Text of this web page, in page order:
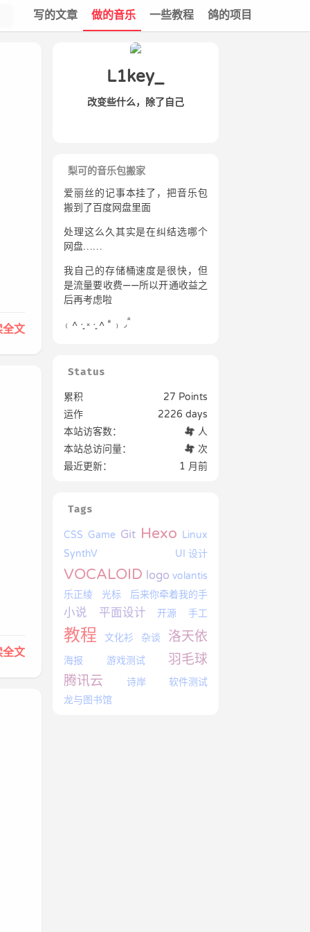
写的文章 做的音乐 一些教程 鸽的项目
全文
全文
L1key_
改变些什么，除了自己
梨可的音乐包搬家
爱丽丝的记事本挂了，把音乐包
搬到了百度网盘里面
处理这么久其实是在纠结选哪个
网盘……
我自己的存储桶速度是很快，但
是流量要收费——所以开通收益之
后再考虑啦
₍ ˄ ·͈ ༝ ·͈ ˄ * ₎ ◞ ̑̑
Status
累积
27 Points
运作
2226 days
本站访客数：
人
本站总访问量：
次
最近更新：
1 月前
Tags
CSS Game Git Hexo Linux
SynthV
UI 设计
VOCALOID logo volantis
乐正绫
光标 后来你牵着我的手
小说 平面设计 开源 手工
教程 文化衫 杂谈 洛天依
海报 游戏测试
羽毛球
腾讯云
诗岸
软件测试
龙与图书馆